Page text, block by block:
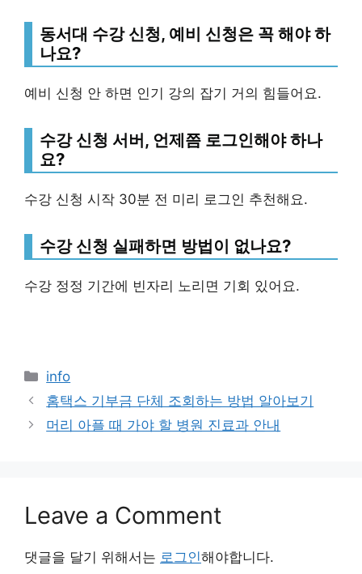
동서대 수강 신청, 예비 신청은 꼭 해야 하
나요?
예비 신청 안 하면 인기 강의 잡기 거의 힘들어요.
수강 신청 서버, 언제쯤 로그인해야 하나
요?
수강 신청 시작 30분 전 미리 로그인 추천해요.
수강 신청 실패하면 방법이 없나요?
수강 정정 기간에 빈자리 노리면 기회 있어요.
Categories
info
홈택스 기부금 단체 조회하는 방법 알아보기
머리 아플 때 가야 할 병원 진료과 안내
Leave a Comment
댓글을 달기 위해서는 로그인해야합니다.